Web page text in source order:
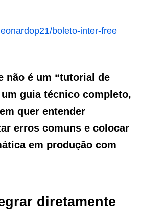
boleto-inter-free
não é um “tutorial de
guia técnico completo,
quer entender
erros comuns e colocar
em produção com
diretamente